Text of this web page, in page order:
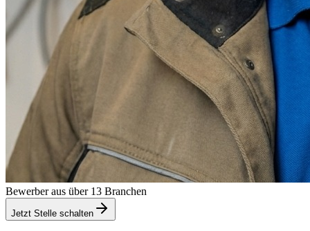
Bewerber aus über 13 Branchen
Jetzt Stelle schalten